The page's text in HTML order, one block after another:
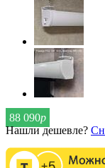
88 090р
Нашли дешевле?